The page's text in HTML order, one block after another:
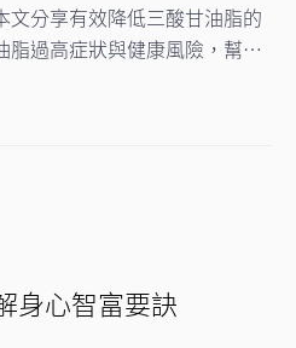
文分享有效降低三酸甘油脂的
過高症狀與健康風險，幫助
身心智富要訣